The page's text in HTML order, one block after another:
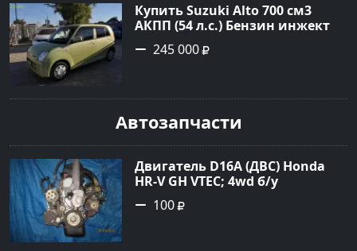
Купить Suzuki Alto 700 см3
АКПП (54 л.с.) Бензин инжектор
в Краснодар: цвет зеленый
металлик Хетчбэк 2007 года по
Авторынок23
245 000
Автозапчасти
Двигатель D16A (ДВС) Honda
HR-V GH VTEC; 4wd б/у
контрактный Краснодар
100